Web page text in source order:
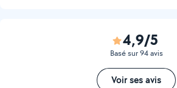
4,9/5
Basé sur 94 avis
Voir ses avis